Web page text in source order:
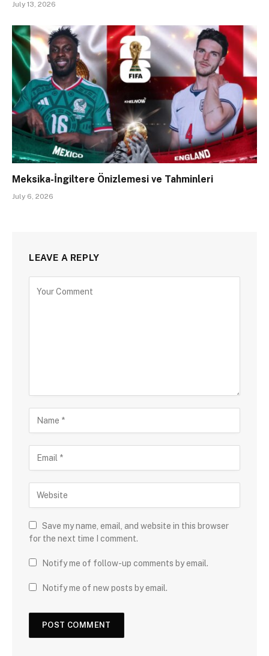
July 13, 2026
Meksika-İngiltere Önizlemesi ve Tahminleri
July 6, 2026
LEAVE A REPLY
Save my name, email, and website in this browser
for the next time I comment.
Notify me of follow-up comments by email.
Notify me of new posts by email.